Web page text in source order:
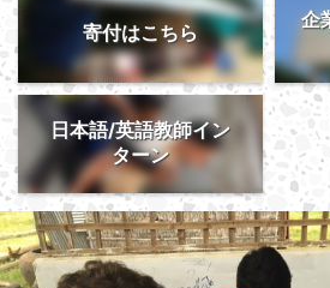
寄付はこちら
企
日本語/英語教師イン
ターン